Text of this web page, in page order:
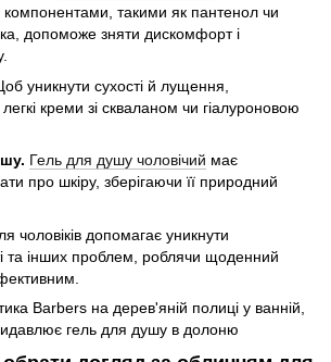
компонентами, такими як пантенол чи
допоможе зняти дискомфорт і
уникнути сухості й лущення,
креми зі скваланом чи гіалуроновою
Гель для душу чоловічий має
про шкіру, зберігаючи її природний
чоловіків допомагає уникнути
та інших проблем, роблячи щоденний